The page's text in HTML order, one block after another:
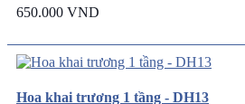
650.000 VND
Hoa khai trương 1 tầng - DH13